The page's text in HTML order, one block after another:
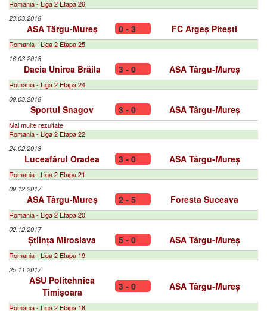
Romania - Liga 2 Etapa 26
23.03.2018
ASA Târgu-Mureș 0 - 3 FC Argeș Pitești
Romania - Liga 2 Etapa 25
16.03.2018
Dacia Unirea Brăila 3 - 0 ASA Târgu-Mureș
Romania - Liga 2 Etapa 24
09.03.2018
Sportul Snagov 3 - 0 ASA Târgu-Mureș
Mai multe rezultate
Romania - Liga 2 Etapa 22
24.02.2018
Luceafărul Oradea 3 - 0 ASA Târgu-Mureș
Romania - Liga 2 Etapa 21
09.12.2017
ASA Târgu-Mureș 2 - 5 Foresta Suceava
Romania - Liga 2 Etapa 20
02.12.2017
Știința Miroslava 5 - 0 ASA Târgu-Mureș
Romania - Liga 2 Etapa 19
25.11.2017
ASU Politehnica
Timişoara
3 - 0 ASA Târgu-Mureș
Romania - Liga 2 Etapa 18